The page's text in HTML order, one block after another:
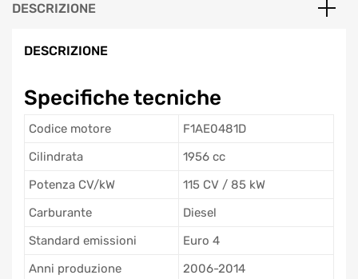
DESCRIZIONE
DESCRIZIONE
Specifiche tecniche
Codice motore
F1AE0481D
Cilindrata
1956 cc
Potenza CV/kW
115 CV / 85 kW
Carburante
Diesel
Standard emissioni
Euro 4
Anni produzione
2006-2014